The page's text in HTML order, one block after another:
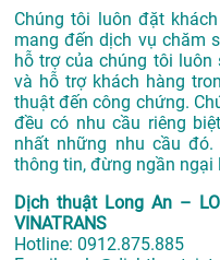
Chúng tôi luôn đặt
mang đến dịch vụ chăm
hỗ trợ của chúng tôi
và hỗ trợ khách hàng
thuật đến công chứng.
đều có nhu cầu riêng
nhất những nhu cầu
thông tin, đừng ngần ngại
Dịch thuật Long An –
VINATRANS
Hotline: 0912.875.885